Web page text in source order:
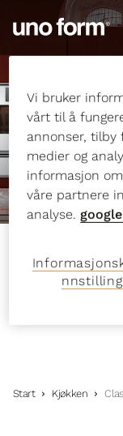
Go
to
start
Start Kjøkken
Vi bruker
vårt til å
annonser, tilby
medier og
informasjon
våre partnere
analyse.